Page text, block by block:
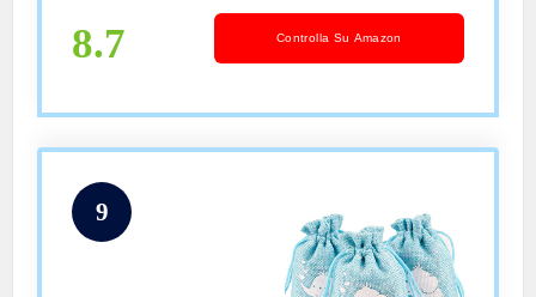
Battesimo Nascita Feste Bimbo
8.7 Controlla Su Amazon
9